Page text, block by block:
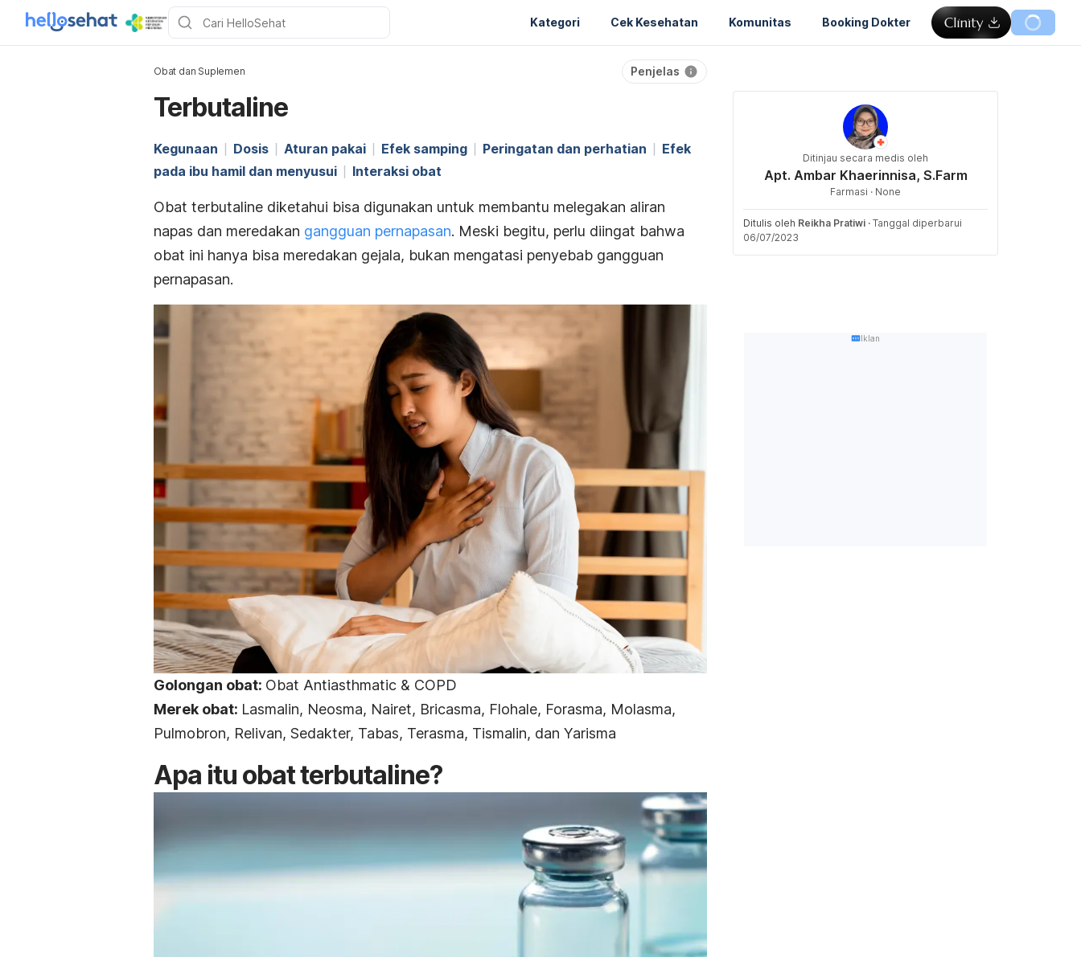
Kategori Cek Kesehatan Komunitas Booking Dokter
Obat dan Suplemen Penjelas
Terbutaline
Kegunaan Dosis Aturan pakai Efek samping Peringatan dan perhatian
Efek
pada ibu hamil dan menyusui
Interaksi obat
Obat terbutaline diketahui bisa digunakan untuk membantu melegakan aliran
napas dan meredakan gangguan pernapasan. Meski begitu, perlu diingat bahwa
obat ini hanya bisa meredakan gejala, bukan mengatasi penyebab gangguan
pernapasan.
Golongan obat: Obat Antiasthmatic & COPD
Merek obat: Lasmalin, Neosma, Nairet, Bricasma, Flohale, Forasma, Molasma,
Pulmobron, Relivan, Sedakter, Tabas, Terasma, Tismalin, dan Yarisma
Apa itu obatterbutaline?
Ditinjau secara medis oleh
Apt. Ambar Khaerinnisa, S.Farm
Farmasi · None
Ditulis oleh Reikha Pratiwi · Tanggal diperbarui
06/07/2023
Iklan